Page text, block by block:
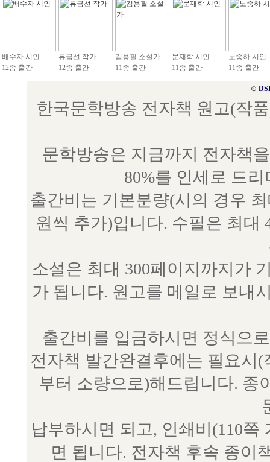
배수자 시인
12종 출간
류금선 작가
12종 출간
김용필 소설가
11종 출간
문재학 시인
11종 출간
노중하 시인
11종 출간
⊙
한국문학방송 전자책 원고(작
문학방송은 지금까지 전자책
80%를 인세로 드
출간비는 기본분량(시의 경우
원씩 추가)입니다. 수필은 최대
소설은 최대 300페이지까지가
가 됩니다. 원고를 메일로 보내
출간비를 입금하시면 정식으
전자책 발간완결후에는 필요시
부터 소량으로)해드립니다. 종
납부하시면 되고, 인쇄비(110
면 됩니다. 전자책 후속 종이